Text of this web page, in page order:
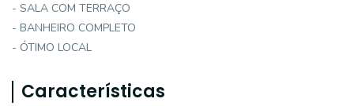
- SALA COM TERRAÇO
- BANHEIRO COMPLETO
- ÓTIMO LOCAL
Características